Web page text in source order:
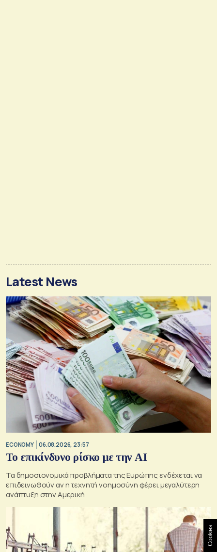
Latest News
ECONOMY 06.08.2026, 23:57
Το επικίνδυνο ρίσκο με την ΑΙ
Τα δημοσιονομικά προβλήματα της Ευρώπης ενδέχεται να
επιδεινωθούν αν η τεχνητή νοημοσύνη φέρει μεγαλύτερη
ανάπτυξη στην Αμερική
Cookies